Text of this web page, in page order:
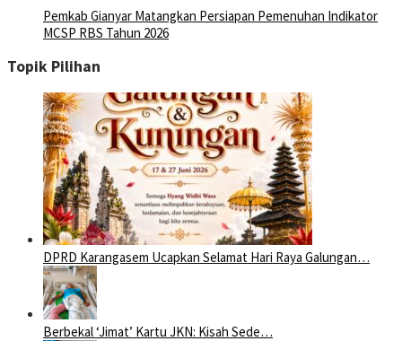
Pemkab Gianyar Matangkan Persiapan Pemenuhan Indikator
MCSP RBS Tahun 2026
Topik Pilihan
DPRD Karangasem Ucapkan Selamat Hari Raya Galungan…
Berbekal ‘Jimat’ Kartu JKN: Kisah Sede…